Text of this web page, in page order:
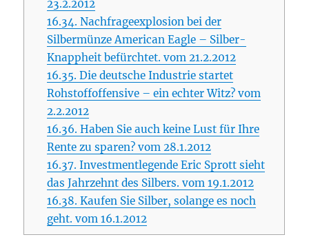
23.2.2012
16.34. Nachfrageexplosion bei der
Silbermünze American Eagle – Silber-
Knappheit befürchtet. vom 21.2.2012
16.35. Die deutsche Industrie startet
Rohstoffoffensive – ein echter Witz? vom
2.2.2012
16.36. Haben Sie auch keine Lust für Ihre
Rente zu sparen? vom 28.1.2012
16.37. Investmentlegende Eric Sprott sieht
das Jahrzehnt des Silbers. vom 19.1.2012
16.38. Kaufen Sie Silber, solange es noch
geht. vom 16.1.2012